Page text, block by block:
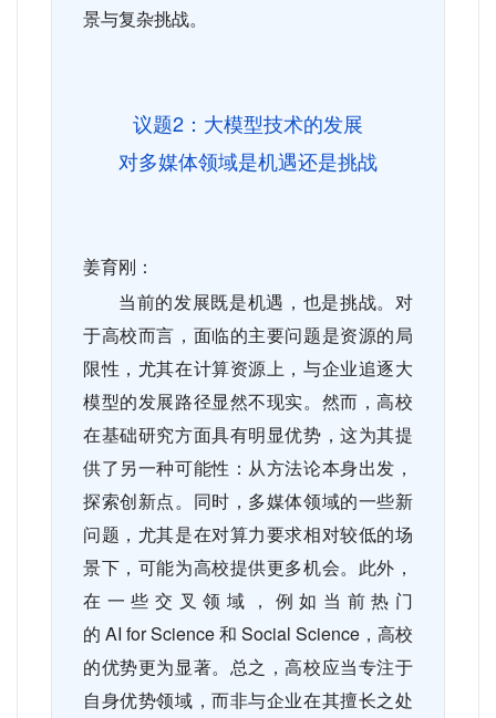
景与复杂挑战。
议题2 ：大模型技术的发展
对多媒体领域是机遇还是挑战
姜育刚：
当前的发展既是机遇，也是挑战。对
于高校而言，面临的主要问题是资源的局
限性，尤其在计算资源上，与企业追逐大
模型的发展路径显然不现实。然而，高校
在基础研究方面具有明显优势，这为其提
供了另一种可能性：从方法论本身出发，
探索创新点。同时，多媒体领域的一些新
问题，尤其是在对算力要求相对较低的场
景下，可能为高校提供更多机会。此外，
在一些交叉领域，例如当前热门
的 AI for Science和 Social Science ，高校
的优势更为显著。总之，高校应当专注于
自身优势领域，而非与企业在其擅长之处